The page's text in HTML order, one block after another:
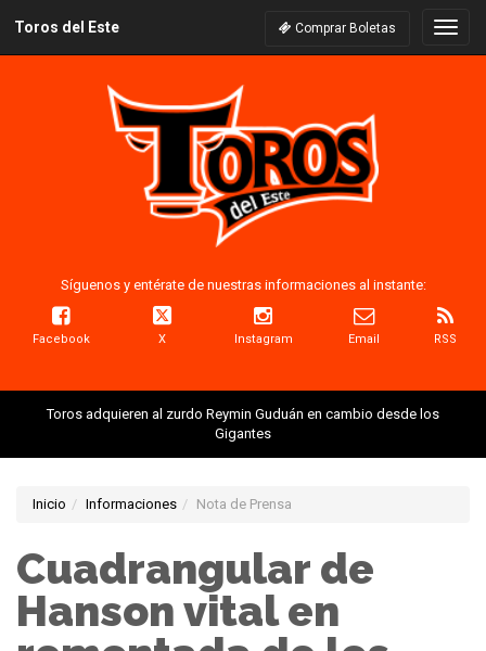
Toros del Este Comprar Boletas
Síguenos y entérate de nuestras informaciones al instante:
Facebook X Instagram Email RSS
Toros adquieren al zurdo Reymin Guduán en cambio desde los
Gigantes
Inicio Informaciones Nota de Prensa
Cuadrangular de
Hanson vital en